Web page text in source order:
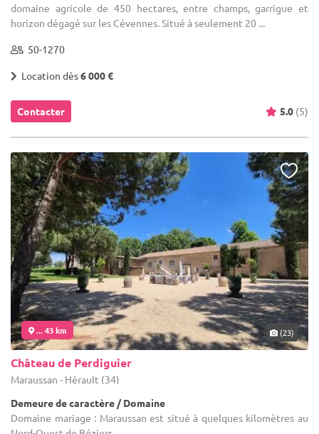
domaine agricole de 450 hectares, entre champs, garrigue et
horizon dégagé sur les Cévennes. Situé à seulement 20 ...
50-1270
Location dès6 000 €
Contacter 5.0 (5)
... 43 km (23)
Château de Perdiguier
Maraussan - Hérault (34)
Demeure de caractère / Domaine
Domaine mariage : Maraussan est situé à quelques kilomètres au